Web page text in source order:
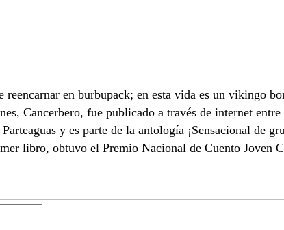
en burbupack; en esta vida es un vikingo
Cancerbero, fue publicado a través de internet
y es parte de la antología ¡Sensacional de
libro, obtuvo el Premio Nacional de Cuento Joven